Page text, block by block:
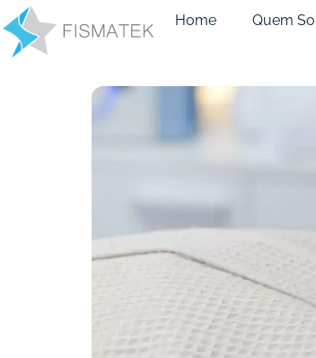
Home Quem